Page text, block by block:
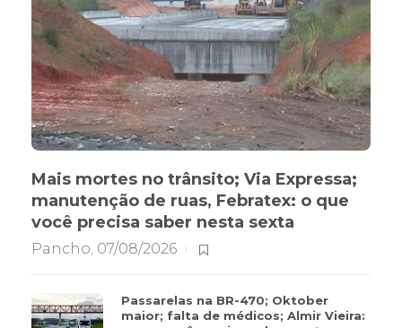
Mais mortes no trânsito; Via Expressa;
manutenção de ruas, Febratex: o que
você precisa saber nesta sexta
Pancho 07/08/2026
Passarelas na BR-470; Oktober
maior; falta de médicos; Almir Vieira: